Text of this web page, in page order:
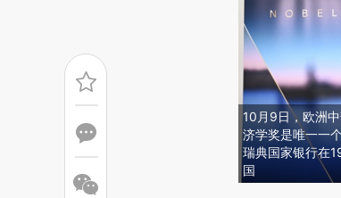
10月9日，欧洲
济学奖是唯一一
瑞典国家银行在
国